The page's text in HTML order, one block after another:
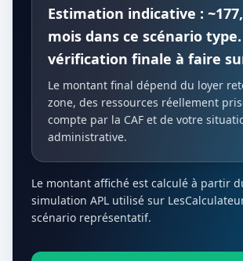
Estimation indicative :
mois dans ce scénario type.
vérification finale à faire
Le montant final dépend du loyer
zone, des ressources réellement
compte par la CAF et de votre
administrative.
Le montant affiché est calculé à partir
simulation APL utilisé sur
scénario représentatif.